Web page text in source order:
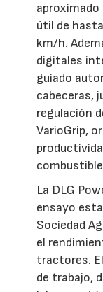
aproximado
útil de
km/h.
digitales
guiado
cabeceras,
regulación
VarioGrip,
La DLG
ensayo
Sociedad
el
tractores.
de trabajo,